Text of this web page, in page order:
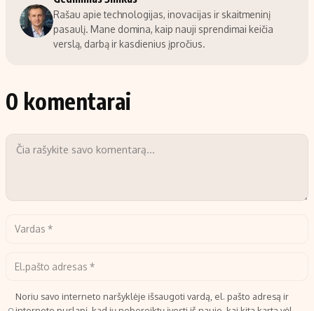
Rašau apie technologijas, inovacijas ir skaitmeninį
pasaulį. Mane domina, kaip nauji sprendimai keičia
verslą, darbą ir kasdienius įpročius.
0 komentarai
Noriu savo interneto naršyklėje išsaugoti vardą, el. pašto adresą ir